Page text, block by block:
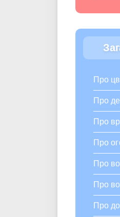
Про
Про
Про
Про
Про
Про
Про